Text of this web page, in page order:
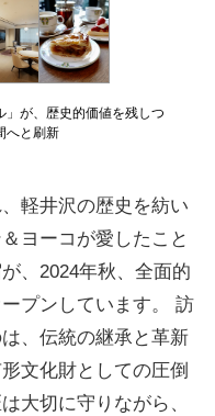
」が、歴史的価値を残しつ
へと刷新
軽井沢の歴史を紡い
ヨーコが愛したこと
、2024年秋、全面的
プンしています。 訪
、伝統の継承と革新
文化財としての圧倒
大切に守りながら、